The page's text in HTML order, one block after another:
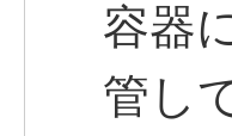
容器
管し